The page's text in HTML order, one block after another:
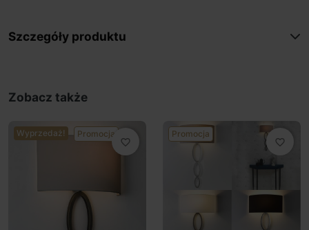
Szczegóły produktu
Zobacz także
Wyprzedaż! Promocja
favorite_border
Promocja
favorite_border